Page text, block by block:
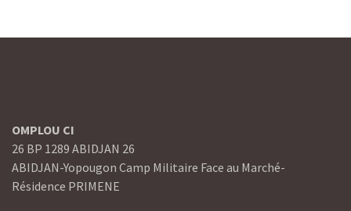
OMPLOU CI
26 BP 1289 ABIDJAN 26
ABIDJAN-Yopougon Camp Militaire Face au Marché-
Résidence PRIMENE